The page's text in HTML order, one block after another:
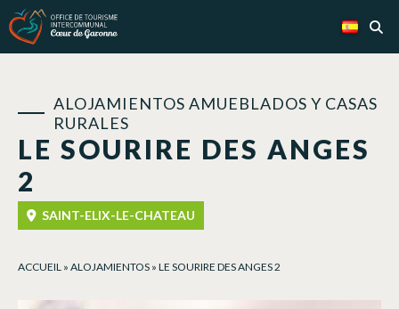
LE SOURIRE DES ANGES
2
ALOJAMIENTOS AMUEBLADOS Y CASAS
RURALES
SAINT-ELIX-LE-CHATEAU
ACCUEIL » ALOJAMIENTOS » LE SOURIRE DES ANGES 2
Panel de gestión de cookies